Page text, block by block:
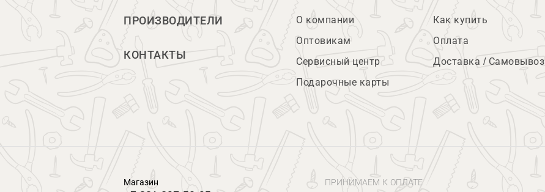
ПРОИЗВОДИТЕЛИ
КОНТАКТЫ
О компании
Оптовикам
Сервисный центр
Подарочные карты
Как купить
Оплата
Доставка / Самовывоз
Магазин ПРИНИМАЕМ К ОПЛАТЕ